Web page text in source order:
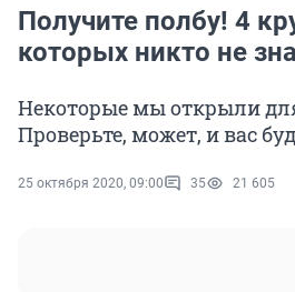
Получите полбу! 4
которых никто не
Некоторые мы открыли
Проверьте, может, и вас
25 октября 2020, 09:00 35 21 605